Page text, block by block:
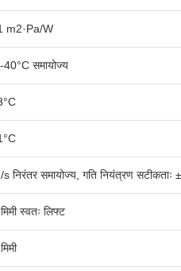
m2·Pa/W
समायोज्य
निरंतर समायोज्य, गति नियंत्रण सटीकताः
स्वतः लिफ्ट